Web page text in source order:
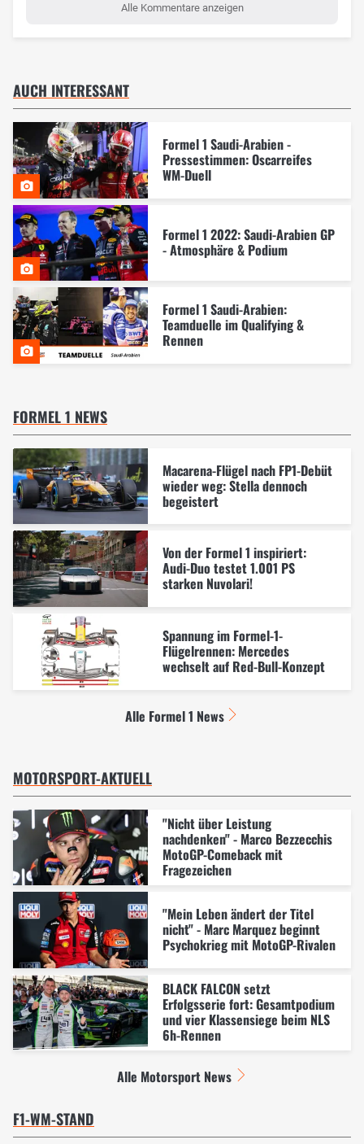
Alle Kommentare anzeigen
AUCH INTERESSANT
Formel 1 Saudi-Arabien -
Pressestimmen: Oscarreifes
WM-Duell
Formel 1 2022: Saudi-Arabien GP
- Atmosphäre & Podium
Formel 1 Saudi-Arabien:
Teamduelle im Qualifying &
Rennen
FORMEL 1 NEWS
Macarena-Flügel nach FP1-Debüt
wieder weg: Stella dennoch
begeistert
Von der Formel 1 inspiriert:
Audi-Duo testet 1.001 PS
starken Nuvolari!
Spannung im Formel-1-
Flügelrennen: Mercedes
wechselt auf Red-Bull-Konzept
Alle Formel 1 News
MOTORSPORT-AKTUELL
"Nicht über Leistung
nachdenken" - Marco Bezzecchis
MotoGP-Comeback mit
Fragezeichen
"Mein Leben ändert der Titel
nicht" - Marc Marquez beginnt
Psychokrieg mit MotoGP-Rivalen
BLACK FALCON setzt
Erfolgsserie fort: Gesamtpodium
und vier Klassensiege beim NLS
6h-Rennen
Alle Motorsport News
F1-WM-STAND